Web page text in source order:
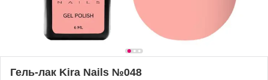
Гель-лак Kira Nails №048